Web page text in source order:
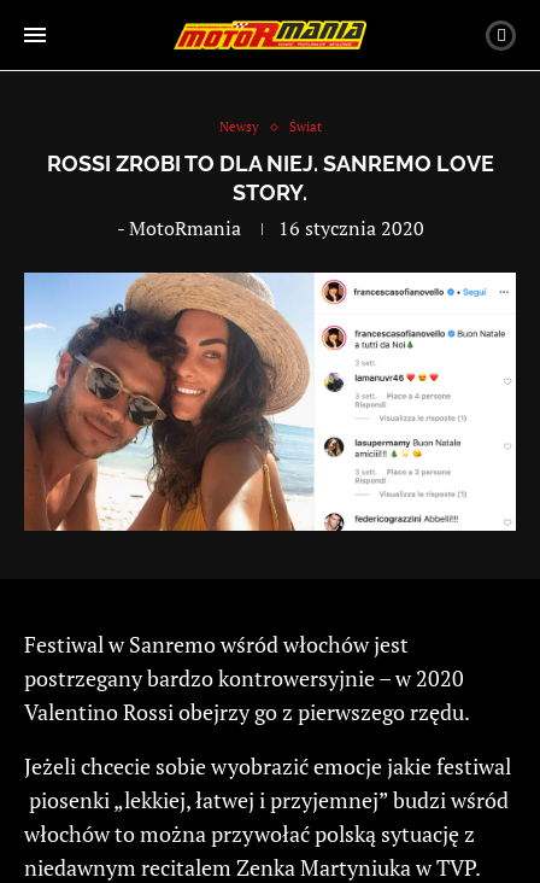
Newsy Świat
ROSSI ZROBI TO DLA NIEJ. SANREMO LOVE
STORY.
-MotoRmania 16 stycznia 2020
Festiwal w Sanremo wśród włochów jest
postrzegany bardzo kontrowersyjnie – w 2020
Valentino Rossi obejrzy go z pierwszego rzędu.
Jeżeli chcecie sobie wyobrazić emocje jakie festiwal
piosenki „lekkiej, łatwej i przyjemnej” budzi wśród
włochów to można przywołać polską sytuację z
niedawnym recitalem Zenka Martyniuka w TVP.